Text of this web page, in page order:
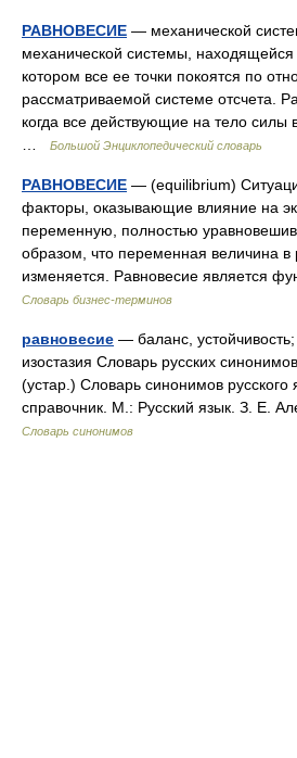
РАВНОВЕСИЕ — механической
механической системы,
котором все ее точки покоятся по
рассматриваемой системе отсчета.
когда все действующие на тело
Большой Энциклопедический словарь
РАВНОВЕСИЕ — (equilibrium)
факторы, оказывающие влияние на
переменную, полностью
образом, что переменная величина в
изменяется. Равновесие является
Словарь бизнес-терминов
равновесие — баланс,
изостазия Словарь русских
(устар.) Словарь синонимов русского
справочник. М.: Русский язык. З. Е.
Словарь синонимов